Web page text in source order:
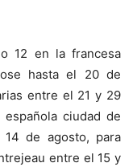
12 en la francesa
hasta el 20 de
entre el 21 y 29
ciudad de
de agosto, para
entre el 15 y